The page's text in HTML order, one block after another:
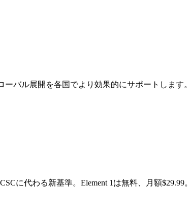
バル展開を各国でより効果的にサポートします。
に代わる新基準。Element 1は無料、月額$29.99。